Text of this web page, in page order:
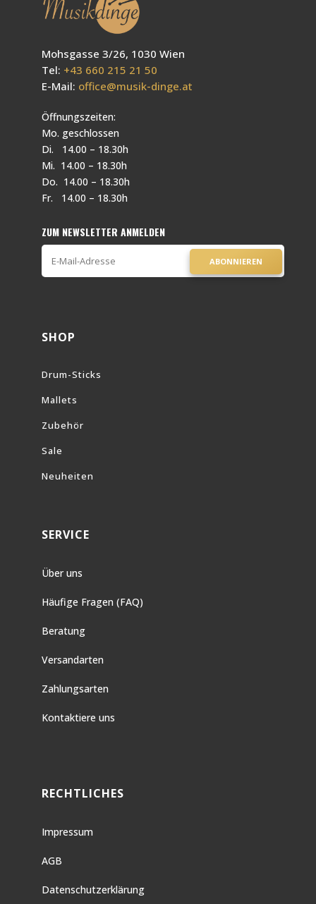
Mohsgasse 3/26, 1030 Wien
Tel: +43 660 215 21 50
E-Mail: office@musik-dinge.at
Öffnungszeiten:
Mo. geschlossen
Di. 14.00 – 18.30h
Mi. 14.00 – 18.30h
Do. 14.00 – 18.30h
Fr. 14.00 – 18.30h
ZUM NEWSLETTER ANMELDEN
ABONNIEREN
SHOP
Drum-Sticks
Mallets
Zubehör
Sale
Neuheiten
SERVICE
Über uns
Häufige Fragen (FAQ)
Beratung
Versandarten
Zahlungsarten
Kontaktiere uns
RECHTLICHES
Impressum
AGB
Datenschutzerklärung